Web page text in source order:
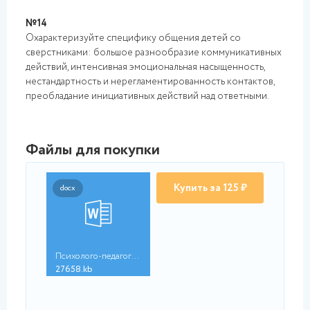
№14
Охарактеризуйте специфику общения детей со
сверстниками: большое разнообразие коммуникативных
действий, интенсивная эмоциональная насыщенность,
нестандартность и нерегламентированность контактов,
преобладание инициативных действий над ответными.
Файлы для покупки
docx
Психолого-педагогиче...
27658.kb
Купить за 125 ₽